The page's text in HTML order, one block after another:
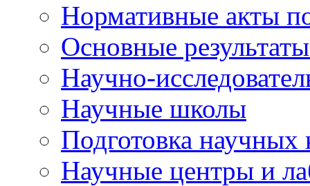
Нормативные акты
Основные
Научно-
Научные школы
Подготовка научных
Научные центры и